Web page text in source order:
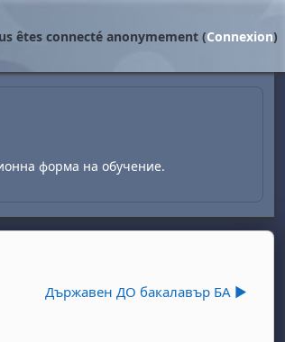
êtes connecté anonymement (Connexion)
форма на обучение.
Държавен ДО бакалавър БА ▶︎